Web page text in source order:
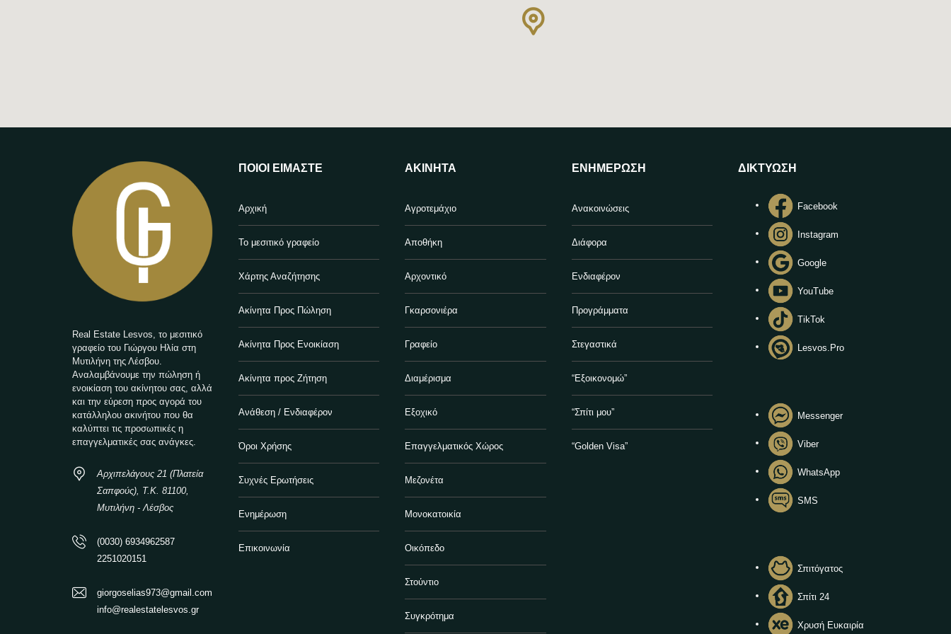
Real Estate Lesvos, το μεσιτικό
γραφείο του Γιώργου Ηλία στη
Μυτιλήνη της Λέσβου.
Αναλαμβάνουμε την πώληση ή
ενοικίαση του ακίνητου σας, αλλά
και την εύρεση προς αγορά του
κατάλληλου ακινήτου που θα
καλύπτει τις προσωπικές η
επαγγελματικές σας ανάγκες.
Αρχιπελάγους 21 (Πλατεία
Σαπφούς), Τ.Κ. 81100,
Μυτιλήνη - Λέσβος
(0030) 6934962587
2251020151
giorgoselias973@gmail.com
info@realestatelesvos.gr
ΠΟΙΟΙ ΕΊΜΑΣΤΕ
Αρχική
Το μεσιτικό γραφείο
Χάρτης Αναζήτησης
Ακίνητα Προς Πώληση
Ακίνητα Προς Ενοικίαση
Ακίνητα προς Ζήτηση
Ανάθεση / Ενδιαφέρον
Όροι Χρήσης
Συχνές Ερωτήσεις
Ενημέρωση
Επικοινωνία
ΑΚΊΝΗΤΑ
Αγροτεμάχιο
Αποθήκη
Αρχοντικό
Γκαρσονιέρα
Γραφείο
Διαμέρισμα
Εξοχικό
Επαγγελματικός Χώρος
Μεζονέτα
Μονοκατοικία
Οικόπεδο
Στούντιο
Συγκρότημα
ΕΝΗΜΈΡΩΣΗ
Ανακοινώσεις
Διάφορα
Ενδιαφέρον
Προγράμματα
Στεγαστικά
“Εξοικονομώ”
“Σπίτι μου”
“Golden Visa”
ΔΙΚΤΥΩΣΗ
Facebook
Instagram
Google
YouTube
TikTok
Lesvos.Pro
Messenger
Viber
WhatsApp
SMS
Σπιτόγατος
Σπίτι 24
Χρυσή Ευκαιρία